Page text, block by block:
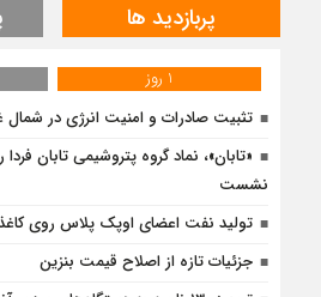
پربازدید ها
1 روز
تثبیت صادرات و امنیت انرژی در
«تابان»، نماد گروه پتروشیمی تابان
نشست
تولید نفت اعضای اوپک پلاس روی
جزئیات تازه از اصلاح قیمت بنزین